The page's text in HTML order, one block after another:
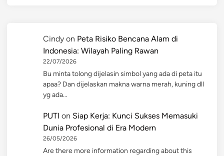
Cindy on Peta Risiko Bencana Alam di
Indonesia: Wilayah Paling Rawan
22/07/2026
Bu minta tolong dijelasin simbol yang ada di peta itu
apaa? Dan dijelaskan makna warna merah, kuning dll
yg ada…
PUTI on Siap Kerja: Kunci Sukses Memasuki
Dunia Profesional di Era Modern
26/05/2026
Are there more information regarding about this